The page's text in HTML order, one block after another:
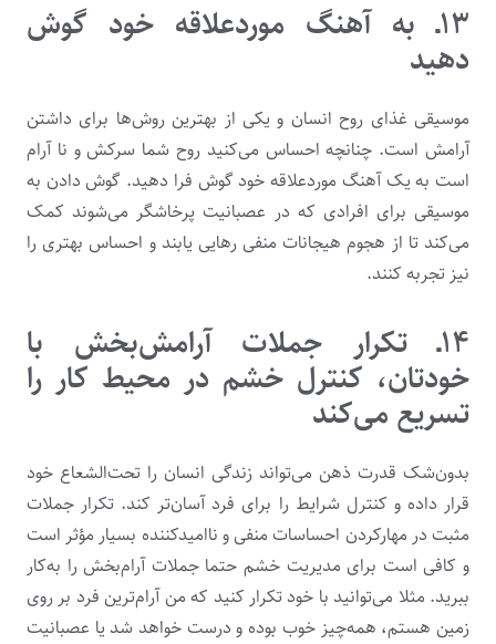
۱۳ـ به آهنگ موردعلاقه خود گوش
دهید
موسیقی غذای روح انسان و یکی از بهترین روش‌ها برای داشتن
آرامش است. چنانچه احساس می‌کنید روح شما سرکش و نا آرام
است به یک آهنگ موردعلاقه خود گوش فرا دهید. گوش‌ دادن به
موسیقی برای افرادی که در عصبانیت پرخاشگر می‌شوند کمک
می‌کند تا از هجوم هیجانات منفی رهایی یابند و احساس بهتری را
نیز تجربه کنند.
۱۴ـ تکرار جملات آرامش‌بخش با
خودتان، کنترل خشم در محیط کار را
تسریع می‌کند
بدون‌شک قدرت ذهن می‌تواند زندگی انسان را تحت‌الشعاع خود
قرار داده و کنترل شرایط را برای فرد آسان‌تر ‌کند. تکرار جملات‌
مثبت در مهارکردن احساسات منفی و ناامیدکننده بسیار مؤثر است
و کافی است برای مدیریت خشم حتما جملات آرام‌بخش را به‌کار
ببرید. مثلا می‌توانید با خود تکرار کنید که من آرام‌ترین فرد بر روی
زمین هستم، همه‌چیز خوب بوده و درست خواهد شد یا عصبانیت